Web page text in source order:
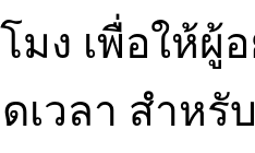
มง เพื่อให้
เวลา สำห